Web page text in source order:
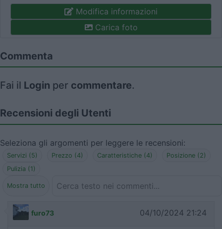
Modifica informazioni
Carica foto
Commenta
Fai il Login per commentare.
Recensioni degli Utenti
Seleziona gli argomenti per leggere le recensioni:
Servizi (5) Prezzo (4) Caratteristiche (4)
Posizione (2)
Pulizia (1)
Mostra tutto
furo73 04/10/2024 21:24